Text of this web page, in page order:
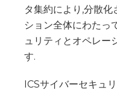
タ集約により,分散
ション全体にわたっ
ュリティとオペレー
す.
ICSサイバーセキュ